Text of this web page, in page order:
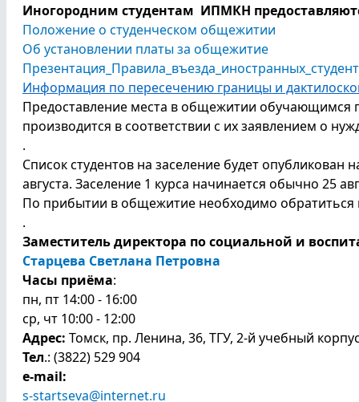
Иногородним студентам ИПМКН
Положение о студенческом общежитии
Об установлении платы за общежитие
Информация по пересечению границы и
Предоставление места в общежитии обучающимся
производится в соответствии с их заявлением о
.
Список студентов на заселение будет
августа. Заселение 1 курса начинается обычно 25
По прибытии в общежитие необходимо обратиться
.
Заместитель директора по социальной и
Старцева Светлана Петровна
Часы приёма:
пн, пт 14:00 - 16:00
ср, чт 10:00 - 12:00
Адрес: Томск, пр. Ленина, 36, ТГУ, 2-й учебный
Тел.: (3822) 529 904
e-mail:
s-startseva@internet.ru